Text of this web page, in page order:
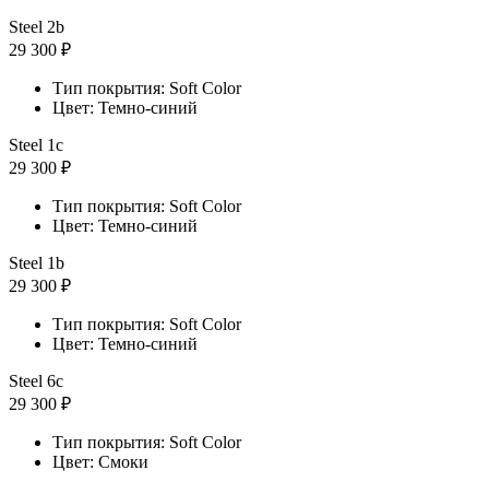
Steel 2b
29 300 ₽
Тип покрытия: Soft Color
Цвет: Темно-синий
Steel 1с
29 300 ₽
Тип покрытия: Soft Color
Цвет: Темно-синий
Steel 1b
29 300 ₽
Тип покрытия: Soft Color
Цвет: Темно-синий
Steel 6с
29 300 ₽
Тип покрытия: Soft Color
Цвет: Смоки